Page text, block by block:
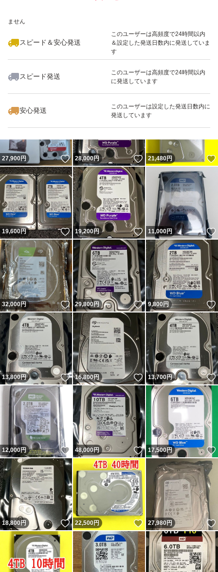
ません
スピード＆安心発送
このユーザーは高頻度で24時間以内
＆設定した発送日数内に発送していま
す
スピード発送
このユーザーは高頻度で24時間以内
に発送しています
安心発送
このユーザーは設定した発送日数内に
発送しています
いいね！
39,500
27,900円 いいね！
28,000円 いいね！
21,480円
19,600円 いいね！
19,200円 いいね！
11,000円
32,000円 いいね！
29,800円 いいね！
9,800円
13,800円 いいね！
16,800円 いいね！
13,700円
12,000円 いいね！
48,000円 いいね！
17,500円
18,800円 いいね！
22,500円 いいね！
27,980円